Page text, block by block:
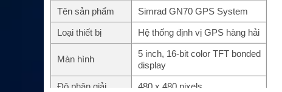
Tên sản phẩm Simrad GN70 GPS System
Loại thiết bị Hệ thống định vị GPS hàng hải
Màn hình
5 inch, 16-bit color TFT bonded
display
Độ phân giải 480 x 480 pixels